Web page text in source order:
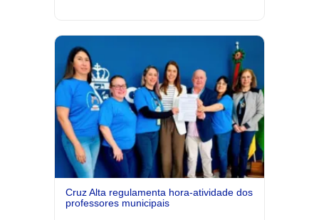
Cruz Alta regulamenta hora-atividade dos
professores municipais